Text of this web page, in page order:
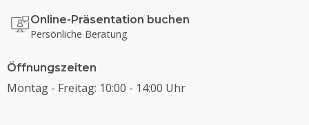
Online-Präsentation buchen
Persönliche Beratung
Öffnungszeiten
Montag - Freitag: 10:00 - 14:00 Uhr